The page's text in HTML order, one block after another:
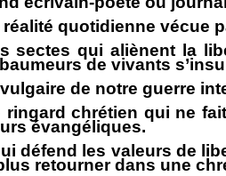
quotidienne
sectes qui aliènent la
de vivants
de notre guerre
ringard chrétien qui ne
évangéliques.
défend les valeurs de
retourner dans une